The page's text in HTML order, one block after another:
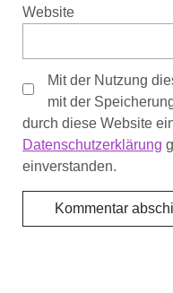
Website
Mit der Nutzung
mit der
durch diese Website
Datenschutzerklärung
einverstanden.